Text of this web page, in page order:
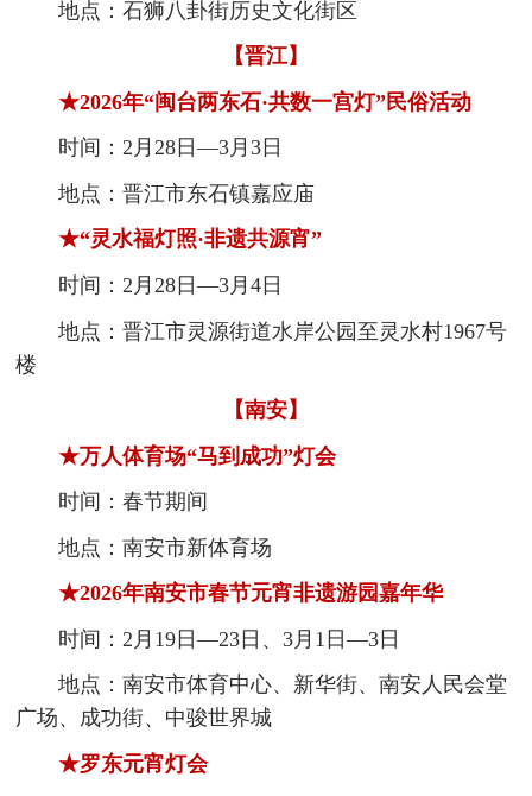
地点：石狮八卦街历史文化街区
【晋江】
★2026年“闽台两东石·共数一宫灯”民俗活动
时间：2月28日—3月3日
地点：晋江市东石镇嘉应庙
★“灵水福灯照·非遗共源宵”
时间：2月28日—3月4日
地点：晋江市灵源街道水岸公园至灵水村1967号
楼
【南安】
★万人体育场“马到成功”灯会
时间：春节期间
地点：南安市新体育场
★2026年南安市春节元宵非遗游园嘉年华
时间：2月19日—23日、3月1日—3日
地点：南安市体育中心、新华街、南安人民会堂
广场、成功街、中骏世界城
★罗东元宵灯会